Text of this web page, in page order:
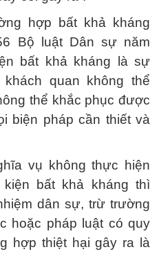
hợp bất khả kháng
Bộ luật Dân sự năm
bất khả kháng là sự
quan không thể
thể khắc phục được
biện pháp cần thiết và
vụ không thực hiện
bất khả kháng thì
dân sự, trừ trường
hoặc pháp luật có quy
hợp thiệt hại gây ra là